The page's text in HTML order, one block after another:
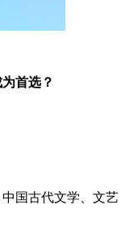
首选？
国古代文学、文艺